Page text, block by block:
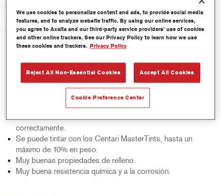
de homologación de ciertos fabricantes de automóviles.
Características del producto
Adecuado para ser usado como aparejo lijable o no lijable.
Se puede usar sobre fondos rugosos, como metales
chorreados con arena.
Recomendado como primera mano sobre metales
desnudos.
Aparejo-imprimación para una reparación de calidad en una
única operación, no se necesita imprimación fosfatante.
Excelente adherencia sobre substratos metálicos tratados
correctamente.
Se puede tintar con los Centari MasterTints, hasta un
máximo de 10% en peso.
Muy buenas propiedades de relleno.
Muy buena resistencia química y a la corrosión.
We use cookies to personalize content and ads, to provide social media
features, and to analyze website traffic. By using our online services,
you agree to Axalta and our third-party service providers’ use of cookies
and other online trackers. See our Privacy Policy to learn how we use
these cookies and trackers. Privacy Policy
Reject All Non-Essential Cookies Accept All Cookies
Cookie Preference Center